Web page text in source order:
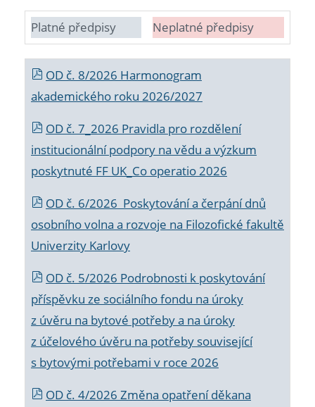
Platné předpisy Neplatné předpisy
OD č. 8/2026 Harmonogram
akademického roku 2026/2027
OD č. 7_2026 Pravidla pro rozdělení
institucionální podpory na vědu a výzkum
poskytnuté FF UK_Co operatio 2026
OD č. 6/2026 Poskytování a čerpání dnů
osobního volna a rozvoje na Filozofické fakultě
Univerzity Karlovy
OD č. 5/2026 Podrobnosti k poskytování
příspěvku ze sociálního fondu na úroky
z úvěru na bytové potřeby a na úroky
z účelového úvěru na potřeby související
s bytovými potřebami v roce 2026
OD č. 4/2026 Změna opatření děkana